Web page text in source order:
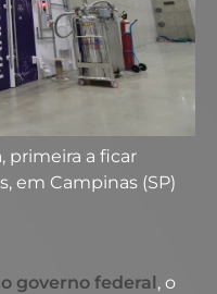
primeira a ficar
em Campinas (SP)
governo federal, o